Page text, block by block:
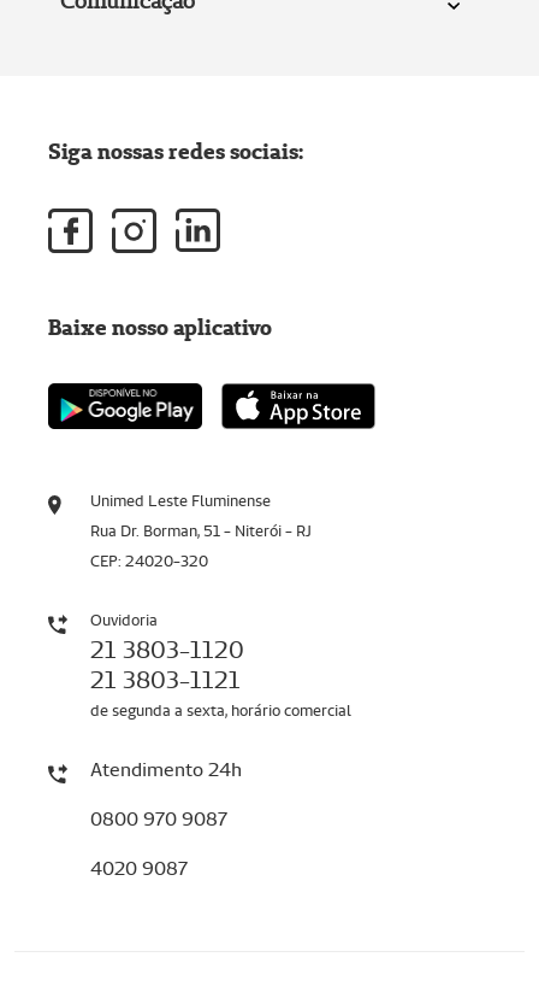
Unimed Leste Fluminense
Rua Dr. Borman, 51 - Niterói - RJ
CEP: 24020-320
Ouvidoria
21 3803-1120
21 3803-1121
de segunda a sexta, horário comercial
Atendimento 24h
0800 970 9087
4020 9087
Siga nossas redes sociais:
Baixe nosso aplicativo